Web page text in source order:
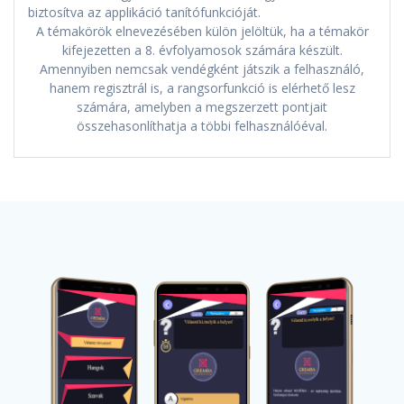
biztosítva az applikáció tanítófunkcióját.
A témakörök elnevezésében külön jelöltük, ha a témakör
kifejezetten a 8. évfolyamosok számára készült.
Amennyiben nemcsak vendégként játszik a felhasználó,
hanem regisztrál is, a rangsorfunkció is elérhető lesz
számára, amelyben a megszerzett pontjait
összehasonlíthatja a többi felhasználóéval.